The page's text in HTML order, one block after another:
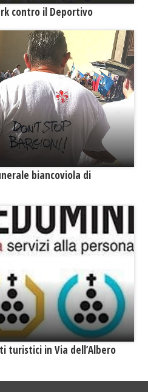
contro il Deportivo
biancoviola di
turistici in Via dell’Albero